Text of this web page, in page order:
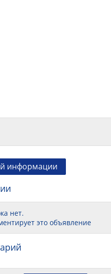
информации
нет.
это объявление